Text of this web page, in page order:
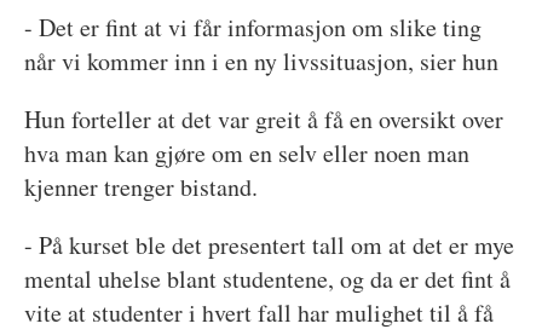
- Det er fint at vi får informasjon om slike ting
når vi kommer inn i en ny livssituasjon, sier hun
Hun forteller at det var greit å få en oversikt over
hva man kan gjøre om en selv eller noen man
kjenner trenger bistand.
- På kurset ble det presentert tall om at det er mye
mental uhelse blant studentene, og da er det fint å
vite at studenter i hvert fall har mulighet til å få